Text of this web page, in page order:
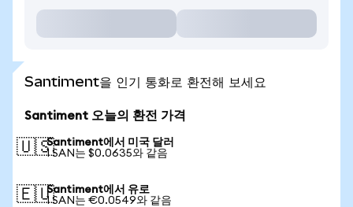
Santiment을 인기 통화로 환전해 보세요
Santiment 오늘의 환전 가격
🇺🇸Santiment에서 미국 달러
1 SAN는 $0.0635와 같음
🇪🇺Santiment에서 유로
1 SAN는 €0.0549와 같음